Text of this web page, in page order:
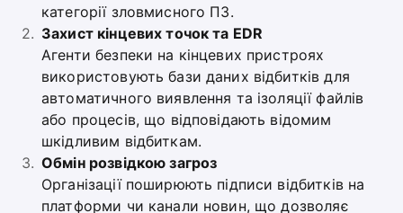
категорії зловмисного ПЗ.
Захист кінцевих точок та EDR
Агенти безпеки на кінцевих пристроях
використовують бази даних відбитків для
автоматичного виявлення та ізоляції файлів
або процесів, що відповідають відомим
шкідливим відбиткам.
Обмін розвідкою загроз
Організації поширюють підписи відбитків на
платформи чи канали новин, що дозволяє